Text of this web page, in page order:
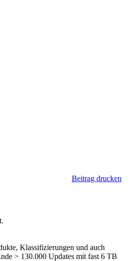
Beitrag drucken
Klassifizierungen und auch
> 130.000 Updates mit fast 6 TB